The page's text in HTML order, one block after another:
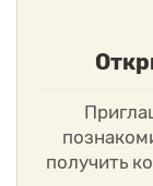
получить